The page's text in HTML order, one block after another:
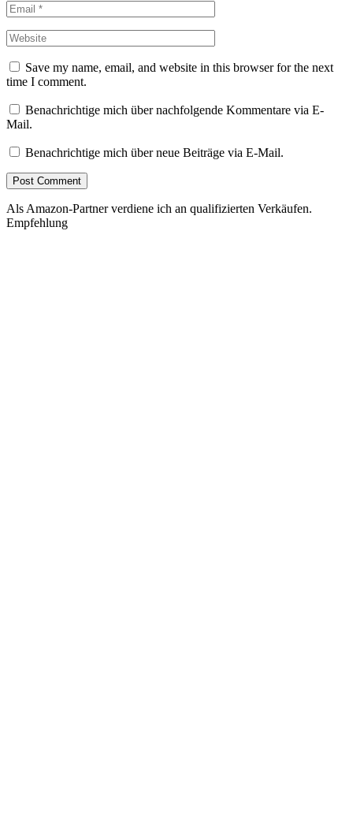
Save my name, email, and website in this browser for the next
time I comment.
Benachrichtige mich über nachfolgende Kommentare via E-
Mail.
Benachrichtige mich über neue Beiträge via E-Mail.
Als Amazon-Partner verdiene ich an qualifizierten Verkäufen.
Empfehlung